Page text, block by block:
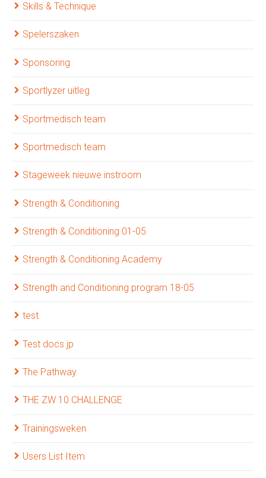
Skills & Technique
Spelerszaken
Sponsoring
Sportlyzer uitleg
Sportmedisch team
Sportmedisch team
Stageweek nieuwe instroom
Strength & Conditioning
Strength & Conditioning 01-05
Strength & Conditioning Academy
Strength and Conditioning program 18-05
test
Test docs jp
The Pathway
THE ZW 10 CHALLENGE
Trainingsweken
Users List Item